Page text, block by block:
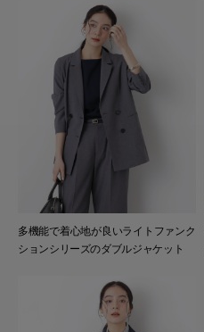
多機能で着心地が良いライトファンク
ションシリーズのダブルジャケット